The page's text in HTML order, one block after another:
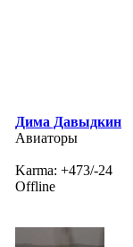
Дима Давыдкин
Авиаторы
Karma: +473/-24
Offline